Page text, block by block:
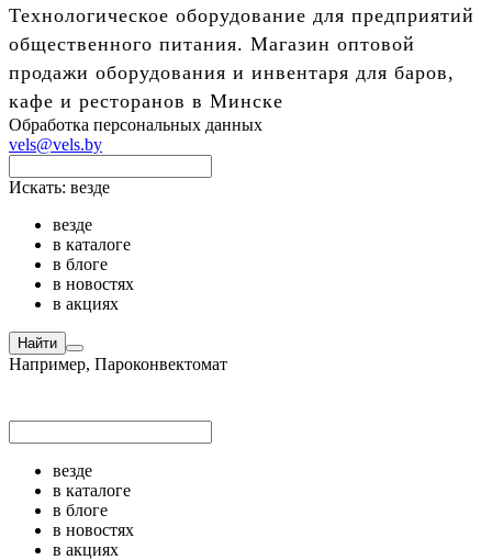
Технологическое оборудование для предприятий
общественного питания. Магазин оптовой
продажи оборудования и инвентаря для баров,
кафе и ресторанов в Минске
Обработка персональных данных
vels@vels.by
Искать: везде
везде
в каталоге
в блоге
в новостях
в акциях
Найти
Например, Пароконвектомат
везде
в каталоге
в блоге
в новостях
в акциях